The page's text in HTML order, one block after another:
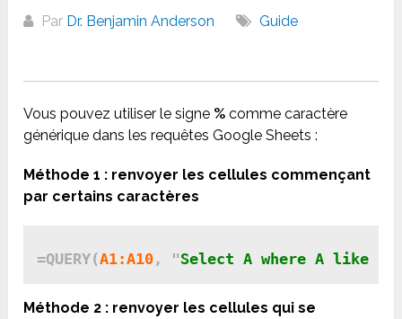
Par Dr. Benjamin Anderson Guide
Vous pouvez utiliser le signe % comme caractère
générique dans les requêtes Google Sheets :
Méthode 1 : renvoyer les cellules commençant
par certains caractères
=QUERY(A1:A10 , "Select A where A like
Méthode 2 : renvoyer les cellules qui se